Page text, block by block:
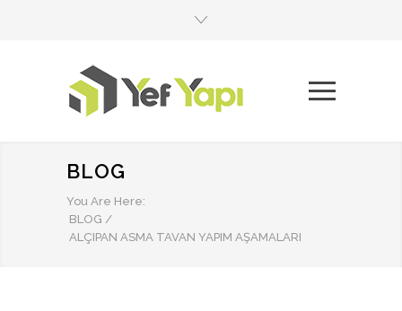
BLOG
You Are Here:
BLOG /
ALÇIPAN ASMA TAVAN YAPIM AŞAMALARI